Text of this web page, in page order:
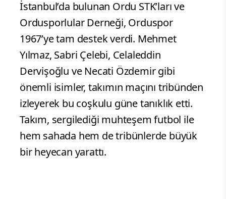
İstanbul’da bulunan Ordu STK’ları ve
Ordusporlular Derneği, Orduspor
1967’ye tam destek verdi. Mehmet
Yılmaz, Sabri Çelebi, Celaleddin
Dervişoğlu ve Necati Özdemir gibi
önemli isimler, takımın maçını tribünden
izleyerek bu coşkulu güne tanıklık etti.
Takım, sergilediği muhteşem futbol ile
hem sahada hem de tribünlerde büyük
bir heyecan yarattı.